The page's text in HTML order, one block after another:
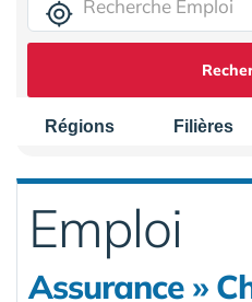
Régions Filières
Emploi
Assurance »